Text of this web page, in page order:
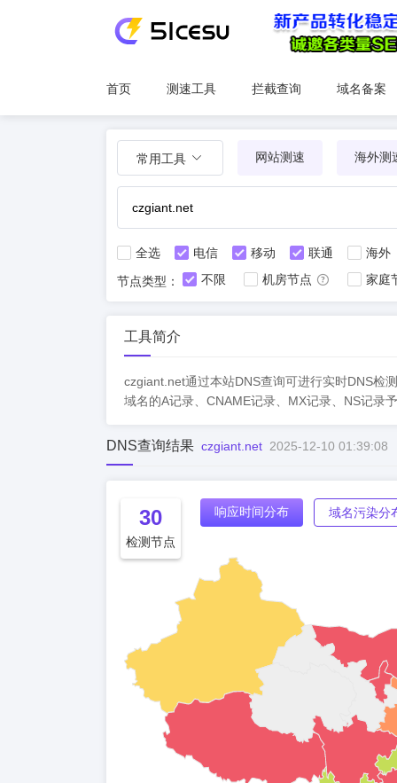
首页 测速工具 拦截查询 域名备案
常用工具 网站测速 海外测
全选 电信 移动 联通
海外
节点类型：
不限 机房节点 家庭
工具简介
czgiant.net通过本站DNS查询可进行实时DNS检
域名的A记录、CNAME记录、MX记录、NS记录
DNS查询结果 czgiant.net 2025-12-10 01:39:08
30
检测节点
响应时间分布 域名污染分